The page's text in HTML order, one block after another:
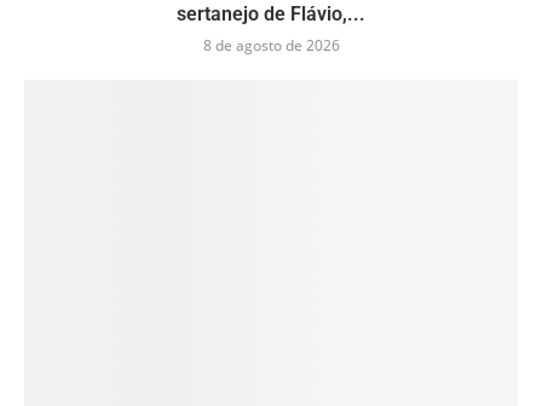
sertanejo de Flávio,...
8 de agosto de 2026